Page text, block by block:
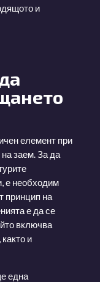
и
елемент при
заем. За да
е необходим
принцип на
е да се
включва
и
една